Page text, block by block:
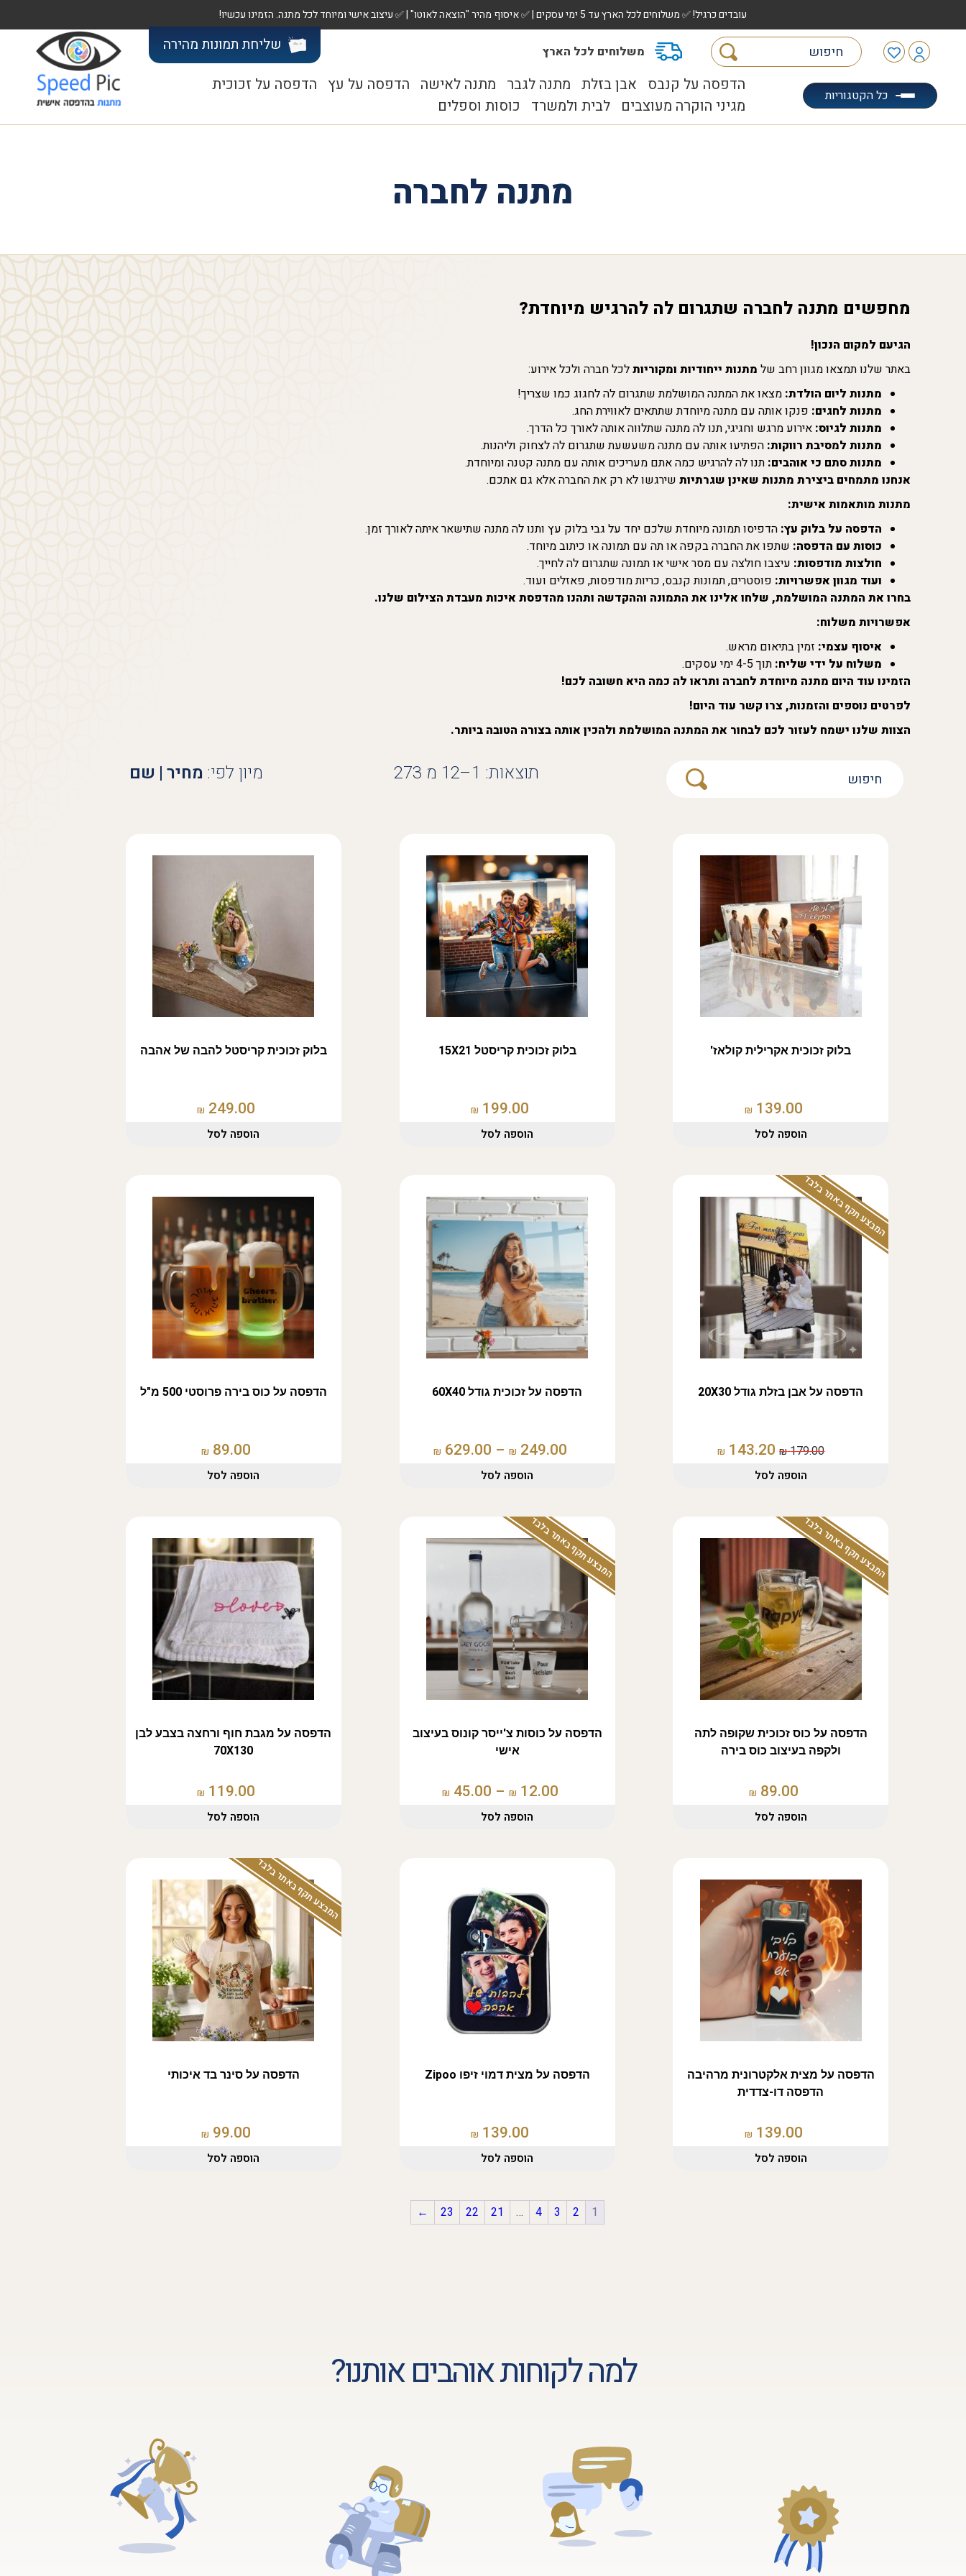
עובדים כרגיל! ✅ משלוחים לכל הארץ עד 5 ימי עסקים | ✅ איסוף מהיר "הוצאה לאוטו" | ✅ עיצוב אישי ומיוחד לכל מתנה. הזמינו עכשיו!
משלוחים לכל הארץ שליחת תמונות מהירה
כל הקטגוריות
הדפסה על קנבס אבן בזלת מתנה לגבר מתנה לאישה הדפסה על עץ הדפסה על זכוכית
מגיני הוקרה מעוצבים לבית ולמשרד כוסות וספלים
מתנה לחברה
מחפשים מתנה לחברה שתגרום לה להרגיש מיוחדת?
הגיעם למקום הנכון!
באתר שלנו תמצאו מגוון רחב של מתנות ייחודיות ומקוריותלכל חברה ולכל אירוע:
מתנות ליום הולדת: מצאו את המתנה המושלמת שתגרום לה לחגוג כמו שצריך!
מתנות לחגים: פנקו אותה עם מתנה מיוחדת שתתאים לאווירת החג.
מתנות לגיוס: אירוע מרגש וחגיגי, תנו לה מתנה שתלווה אותה לאורך כל הדרך.
מתנות למסיבת רווקות: הפתיעו אותה עם מתנה משעשעת שתגרום לה לצחוק וליהנות.
מתנות סתם כי אוהבים: תנו לה להרגיש כמה אתם מעריכים אותה עם מתנה קטנה ומיוחדת.
אנחנו מתמחים ביצירת מתנות שאינן שגרתיות שירגשו לא רק את החברה אלא גם אתכם.
מתנות מותאמות אישית:
הדפסה על בלוק עץ: הדפיסו תמונה מיוחדת שלכם יחד על גבי בלוק עץ ותנו לה מתנה שתישאר איתה לאורך זמן.
כוסות עם הדפסה: שתפו את החברה בקפה או תה עם תמונה או כיתוב מיוחד.
חולצות מודפסות: עיצבו חולצה עם מסר אישי או תמונה שתגרום לה לחייך.
ועוד מגוון אפשרויות: פוסטרים, תמונות קנבס, כריות מודפסות, פאזלים ועוד.
בחרו את המתנה המושלמת, שלחו אלינו את התמונה וההקדשה ותהנו מהדפסת איכות מעבדת הצילום שלנו.
אפשרויות משלוח:
איסוף עצמי: זמין בתיאום מראש.
משלוח על ידי שליח: תוך 4-5 ימי עסקים.
הזמינו עוד היום מתנה מיוחדת לחברה ותראו לה כמה היא חשובה לכם!
לפרטים נוספים והזמנות, צרו קשר עוד היום!
הצוות שלנו ישמח לעזור לכם לבחור את המתנה המושלמת ולהכין אותה בצורה הטובה ביותר.
תוצאות: 1–12 מ 273 מיון לפי: מחיר | שם
בלוק זכוכית אקרילית קולאז'
139.00
₪
הוספה לסל
בלוק זכוכית קריסטל 15X21
199.00
₪
הוספה לסל
בלוק זכוכית קריסטל להבה של אהבה
249.00
₪
הוספה לסל
המבצע תקף באתר בלבד
הדפסה על אבן בזלת גודל 20X30
179.00
₪
143.20
₪
הוספה לסל
הדפסה על זכוכית גודל 60X40
249.00
₪
–
629.00
₪
הוספה לסל
הדפסה על כוס בירה פרוסטי 500 מ"ל
89.00
₪
הוספה לסל
המבצע תקף באתר בלבד
הדפסה על כוס זכוכית שקופה לתה
ולקפה בעיצוב כוס בירה
89.00
₪
הוספה לסל
המבצע תקף באתר בלבד
הדפסה על כוסות צ'ייסר קונוס בעיצוב
אישי
12.00
₪
–
45.00
₪
הוספה לסל
הדפסה על מגבת חוף ורחצה בצבע לבן
70X130
119.00
₪
הוספה לסל
הדפסה על מצית אלקטרונית מרהיבה
הדפסה דו-צדדית
139.00
₪
הוספה לסל
הדפסה על מצית דמוי זיפו Zipoo
139.00
₪
הוספה לסל
המבצע תקף באתר בלבד
הדפסה על סינר בד איכותי
99.00
₪
הוספה לסל
1
2
3
4
…
21
22
23
←
למה לקוחות אוהבים אותנו?